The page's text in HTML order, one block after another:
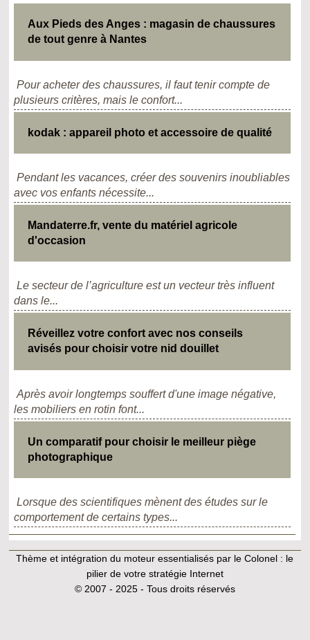
Aux Pieds des Anges : magasin de chaussures
de tout genre à Nantes
Pour acheter des chaussures, il faut tenir compte de
plusieurs critères, mais le confort...
kodak : appareil photo et accessoire de qualité
Pendant les vacances, créer des souvenirs inoubliables
avec vos enfants nécessite...
Mandaterre.fr, vente du matériel agricole
d'occasion
Le secteur de l’agriculture est un vecteur très influent
dans le...
Réveillez votre confort avec nos conseils
avisés pour choisir votre nid douillet
Après avoir longtemps souffert d'une image négative,
les mobiliers en rotin font...
Un comparatif pour choisir le meilleur piège
photographique
Lorsque des scientifiques mènent des études sur le
comportement de certains types...
Thème et intégration du moteur essentialisés par le Colonel : le
pilier de votre stratégie Internet
© 2007 - 2025 - Tous droits réservés